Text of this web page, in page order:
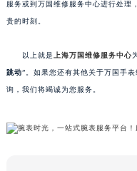
服务或到万国维修服务中心进行处理
贵的时刻。
以上就是 上海万国维修服务中心
跳动”。如果您还有其他关于万国手
询，我们将竭诚为您服务。